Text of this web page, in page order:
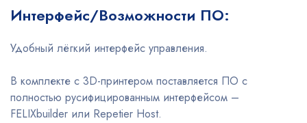
Интерфейс/Возможности ПО:
Удобный лёгкий интерфейс управления.
В комплекте с 3D-принтером поставляется ПО с
полностью русифицированным интерфейсом –
FELIXbuilder или Repetier Host.